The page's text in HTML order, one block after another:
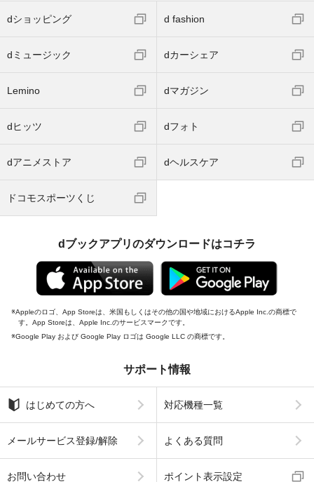
dショッピング d fashion
dミュージック dカーシェア
Lemino dマガジン
dヒッツ dフォト
dアニメストア dヘルスケア
ドコモスポーツくじ
dブックアプリのダウンロードはコチラ
Appleのロゴ、App Storeは、米国もしくはその他の国や地域におけるApple Inc.の商標で
す。App Storeは、Apple Inc.のサービスマークです。
Google Play および Google Play ロゴは Google LLC の商標です。
サポート情報
はじめての方へ 対応機種一覧
メールサービス登録/解除 よくある質問
お問い合わせ ポイント表示設定